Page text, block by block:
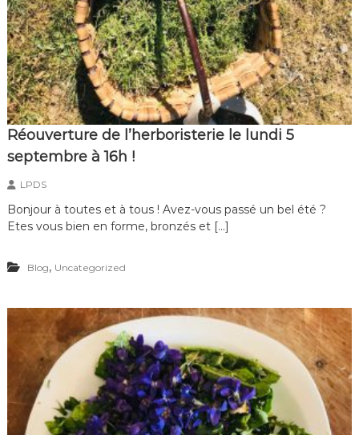
p
l
e
s
é
e
d
e
m
a
i
n
!
Réouverture de l’herboristerie le lundi 5
septembre à 16h !
LPDS
Bonjour à toutes et à tous ! Avez-vous passé un bel été ?
Etes vous bien en forme, bronzés et […]
Blog, Uncategorized